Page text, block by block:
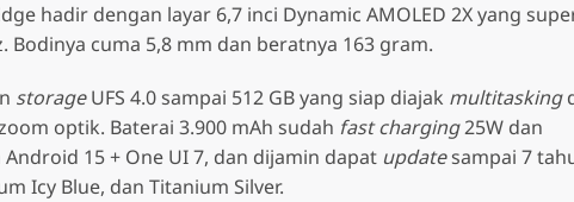
hadir dengan layar 6,7 inci Dynamic AMOLED 2X yang
Bodinya cuma 5,8 mm dan beratnya 163 gram.
storageUFS 4.0 sampai 512 GB yang siap diajak multitasking
optik. Baterai 3.900 mAh sudah fast charging25W dan
15 + One UI 7, dan dijamin dapat updatesampai 7
Icy Blue, dan Titanium Silver.